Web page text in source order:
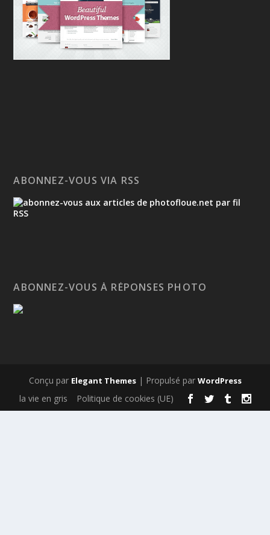
ABONNEZ-VOUS VIA RSS
ABONNEZ-VOUS À RÉPONSES PHOTO
Conçu par Elegant Themes| Propulsé par WordPress
la vie en gris Politique de cookies (UE)